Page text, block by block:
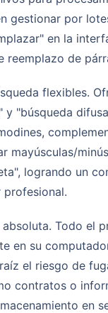
gestionar por
en la
reemplazo de
y "búsqueda
mayúsculas/
logrando un
profesional.
en su
el riesgo de
contratos o
en